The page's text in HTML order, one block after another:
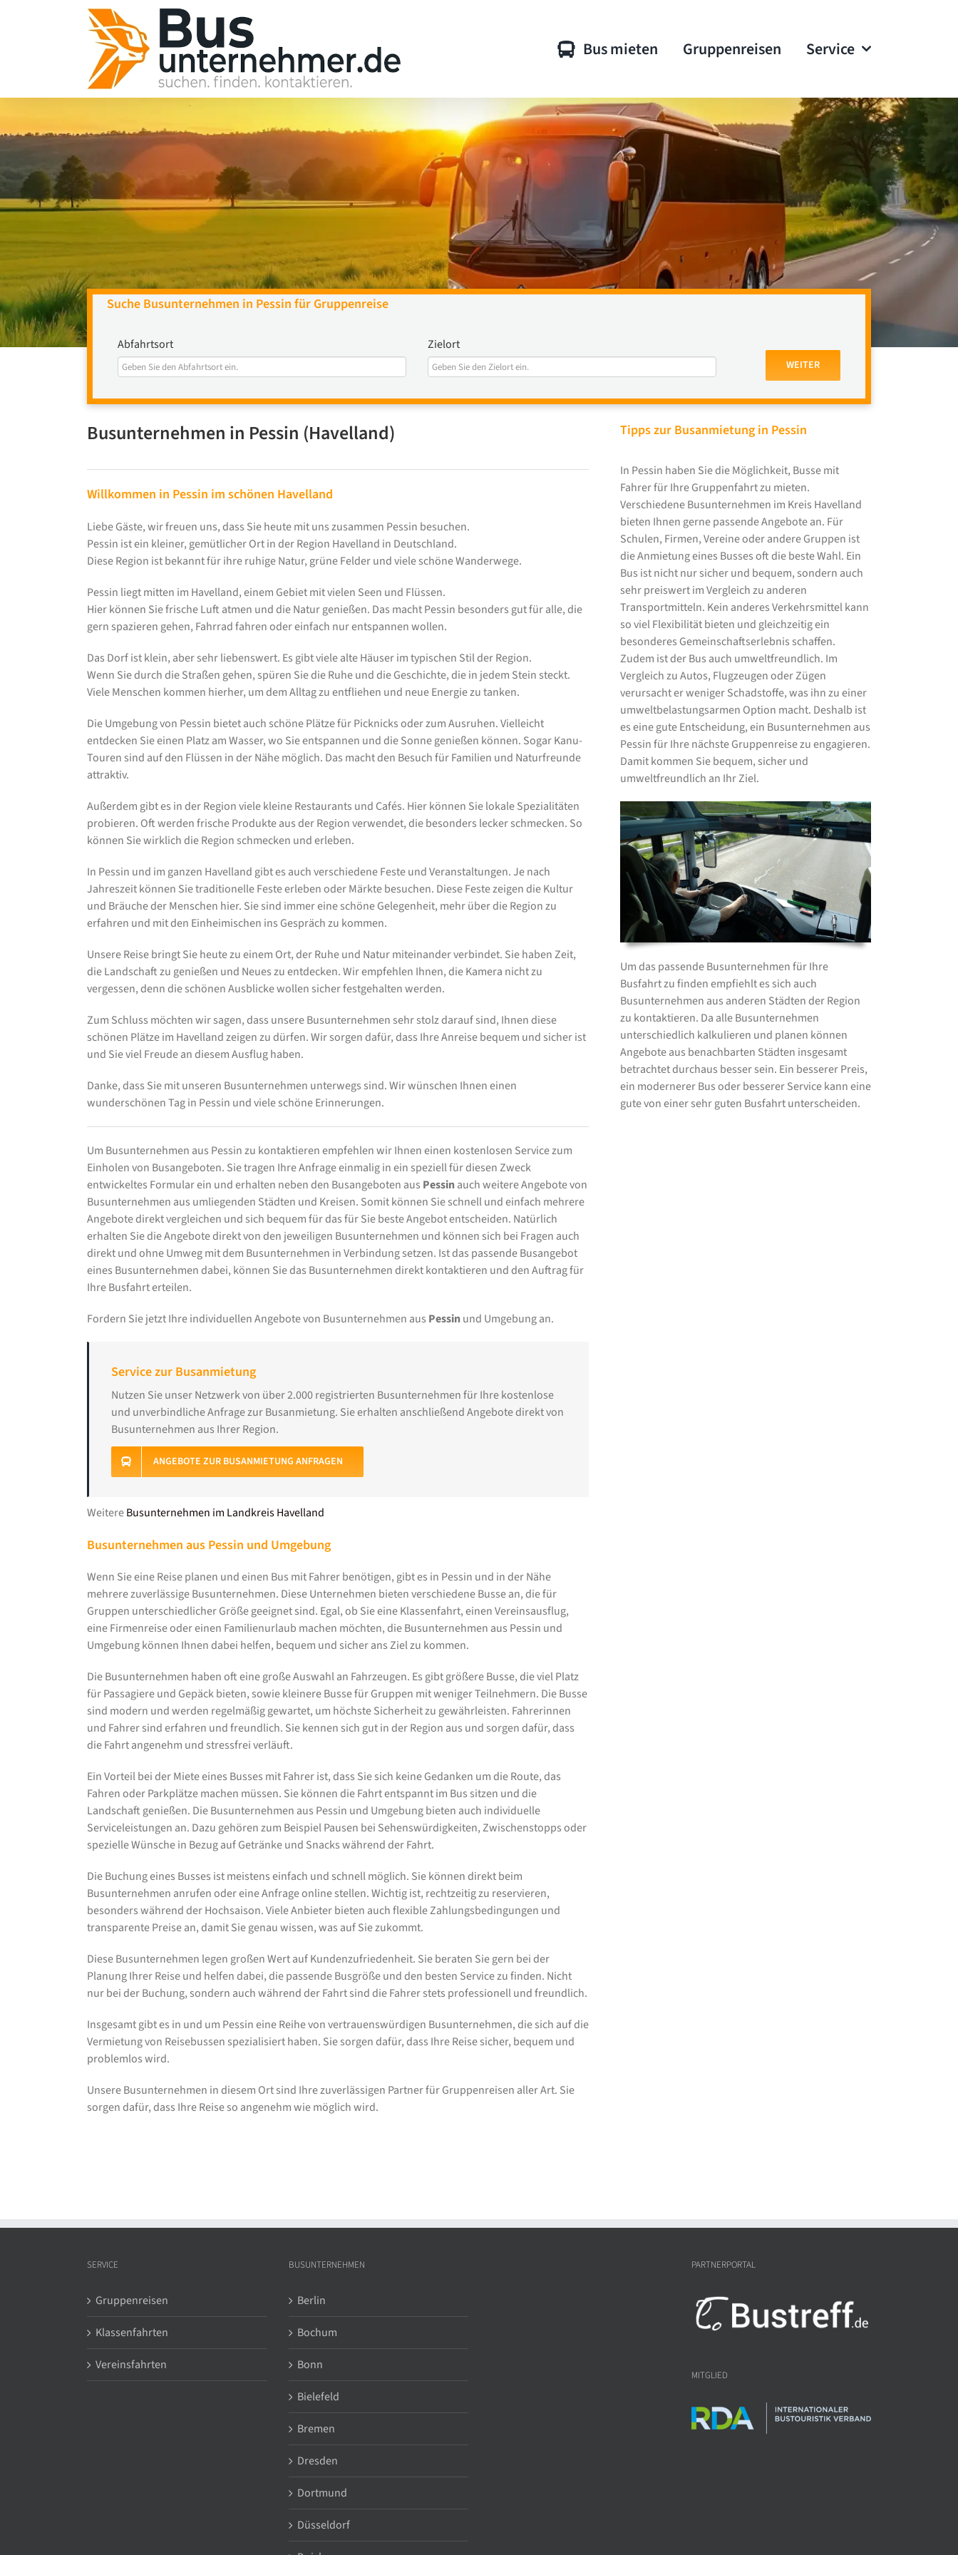
Bus mieten Gruppenreisen Service
Suche Busunternehmen in Pessin für Gruppenreise
Abfahrtsort Zielort
WEITER
Busunternehmen in Pessin (Havelland)
Willkommen in Pessin im schönen Havelland
Liebe Gäste, wir freuen uns, dass Sie heute mit uns zusammen Pessin besuchen.
Pessin ist ein kleiner, gemütlicher Ort in der Region Havelland in Deutschland.
Diese Region ist bekannt für ihre ruhige Natur, grüne Felder und viele schöne Wanderwege.
Pessin liegt mitten im Havelland, einem Gebiet mit vielen Seen und Flüssen.
Hier können Sie frische Luft atmen und die Natur genießen. Das macht Pessin besonders gut für alle, die
gern spazieren gehen, Fahrrad fahren oder einfach nur entspannen wollen.
Das Dorf ist klein, aber sehr liebenswert. Es gibt viele alte Häuser im typischen Stil der Region.
Wenn Sie durch die Straßen gehen, spüren Sie die Ruhe und die Geschichte, die in jedem Stein steckt.
Viele Menschen kommen hierher, um dem Alltag zu entfliehen und neue Energie zu tanken.
Die Umgebung von Pessin bietet auch schöne Plätze für Picknicks oder zum Ausruhen. Vielleicht
entdecken Sie einen Platz am Wasser, wo Sie entspannen und die Sonne genießen können. Sogar Kanu-
Touren sind auf den Flüssen in der Nähe möglich. Das macht den Besuch für Familien und Naturfreunde
attraktiv.
Außerdem gibt es in der Region viele kleine Restaurants und Cafés. Hier können Sie lokale Spezialitäten
probieren. Oft werden frische Produkte aus der Region verwendet, die besonders lecker schmecken. So
können Sie wirklich die Region schmecken und erleben.
In Pessin und im ganzen Havelland gibt es auch verschiedene Feste und Veranstaltungen. Je nach
Jahreszeit können Sie traditionelle Feste erleben oder Märkte besuchen. Diese Feste zeigen die Kultur
und Bräuche der Menschen hier. Sie sind immer eine schöne Gelegenheit, mehr über die Region zu
erfahren und mit den Einheimischen ins Gespräch zu kommen.
Unsere Reise bringt Sie heute zu einem Ort, der Ruhe und Natur miteinander verbindet. Sie haben Zeit,
die Landschaft zu genießen und Neues zu entdecken. Wir empfehlen Ihnen, die Kamera nicht zu
vergessen, denn die schönen Ausblicke wollen sicher festgehalten werden.
Zum Schluss möchten wir sagen, dass unsere Busunternehmen sehr stolz darauf sind, Ihnen diese
schönen Plätze im Havelland zeigen zu dürfen. Wir sorgen dafür, dass Ihre Anreise bequem und sicher ist
und Sie viel Freude an diesem Ausflug haben.
Danke, dass Sie mit unseren Busunternehmen unterwegs sind. Wir wünschen Ihnen einen
wunderschönen Tag in Pessin und viele schöne Erinnerungen.
Um Busunternehmen aus Pessin zu kontaktieren empfehlen wir Ihnen einen kostenlosen Service zum
Einholen von Busangeboten. Sie tragen Ihre Anfrage einmalig in ein speziell für diesen Zweck
entwickeltes Formular ein und erhalten neben den Busangeboten aus Pessinauch weitere Angebote von
Busunternehmen aus umliegenden Städten und Kreisen. Somit können Sie schnell und einfach mehrere
Angebote direkt vergleichen und sich bequem für das für Sie beste Angebot entscheiden. Natürlich
erhalten Sie die Angebote direkt von den jeweiligen Busunternehmen und können sich bei Fragen auch
direkt und ohne Umweg mit dem Busunternehmen in Verbindung setzen. Ist das passende Busangebot
eines Busunternehmen dabei, können Sie das Busunternehmen direkt kontaktieren und den Auftrag für
Ihre Busfahrt erteilen.
Fordern Sie jetzt Ihre individuellen Angebote von Busunternehmen aus Pessinund Umgebung an.
Service zur Busanmietung
Nutzen Sie unser Netzwerk von über 2.000 registrierten Busunternehmen für Ihre kostenlose
und unverbindliche Anfrage zur Busanmietung. Sie erhalten anschließend Angebote direkt von
Busunternehmen aus Ihrer Region.
ANGEBOTE ZUR BUSANMIETUNG ANFRAGEN
WeitereBusunternehmen im Landkreis Havelland
Busunternehmen aus Pessin und Umgebung
Wenn Sie eine Reise planen und einen Bus mit Fahrer benötigen, gibt es in Pessin und in der Nähe
mehrere zuverlässige Busunternehmen. Diese Unternehmen bieten verschiedene Busse an, die für
Gruppen unterschiedlicher Größe geeignet sind. Egal, ob Sie eine Klassenfahrt, einen Vereinsausflug,
eine Firmenreise oder einen Familienurlaub machen möchten, die Busunternehmen aus Pessin und
Umgebung können Ihnen dabei helfen, bequem und sicher ans Ziel zu kommen.
Die Busunternehmen haben oft eine große Auswahl an Fahrzeugen. Es gibt größere Busse, die viel Platz
für Passagiere und Gepäck bieten, sowie kleinere Busse für Gruppen mit weniger Teilnehmern. Die Busse
sind modern und werden regelmäßig gewartet, um höchste Sicherheit zu gewährleisten. Fahrerinnen
und Fahrer sind erfahren und freundlich. Sie kennen sich gut in der Region aus und sorgen dafür, dass
die Fahrt angenehm und stressfrei verläuft.
Ein Vorteil bei der Miete eines Busses mit Fahrer ist, dass Sie sich keine Gedanken um die Route, das
Fahren oder Parkplätze machen müssen. Sie können die Fahrt entspannt im Bus sitzen und die
Landschaft genießen. Die Busunternehmen aus Pessin und Umgebung bieten auch individuelle
Serviceleistungen an. Dazu gehören zum Beispiel Pausen bei Sehenswürdigkeiten, Zwischenstopps oder
spezielle Wünsche in Bezug auf Getränke und Snacks während der Fahrt.
Die Buchung eines Busses ist meistens einfach und schnell möglich. Sie können direkt beim
Busunternehmen anrufen oder eine Anfrage online stellen. Wichtig ist, rechtzeitig zu reservieren,
besonders während der Hochsaison. Viele Anbieter bieten auch flexible Zahlungsbedingungen und
transparente Preise an, damit Sie genau wissen, was auf Sie zukommt.
Diese Busunternehmen legen großen Wert auf Kundenzufriedenheit. Sie beraten Sie gern bei der
Planung Ihrer Reise und helfen dabei, die passende Busgröße und den besten Service zu finden. Nicht
nur bei der Buchung, sondern auch während der Fahrt sind die Fahrer stets professionell und freundlich.
Insgesamt gibt es in und um Pessin eine Reihe von vertrauenswürdigen Busunternehmen, die sich auf die
Vermietung von Reisebussen spezialisiert haben. Sie sorgen dafür, dass Ihre Reise sicher, bequem und
problemlos wird.
Unsere Busunternehmen in diesem Ort sind Ihre zuverlässigen Partner für Gruppenreisen aller Art. Sie
sorgen dafür, dass Ihre Reise so angenehm wie möglich wird.
Tipps zur Busanmietung in Pessin
In Pessin haben Sie die Möglichkeit, Busse mit
Fahrer für Ihre Gruppenfahrt zu mieten.
Verschiedene Busunternehmen im Kreis Havelland
bieten Ihnen gerne passende Angebote an. Für
Schulen, Firmen, Vereine oder andere Gruppen ist
die Anmietung eines Busses oft die beste Wahl. Ein
Bus ist nicht nur sicher und bequem, sondern auch
sehr preiswert im Vergleich zu anderen
Transportmitteln. Kein anderes Verkehrsmittel kann
so viel Flexibilität bieten und gleichzeitig ein
besonderes Gemeinschaftserlebnis schaffen.
Zudem ist der Bus auch umweltfreundlich. Im
Vergleich zu Autos, Flugzeugen oder Zügen
verursacht er weniger Schadstoffe, was ihn zu einer
umweltbelastungsarmen Option macht. Deshalb ist
es eine gute Entscheidung, ein Busunternehmen aus
Pessin für Ihre nächste Gruppenreise zu engagieren.
Damit kommen Sie bequem, sicher und
umweltfreundlich an Ihr Ziel.
Um das passende Busunternehmen für Ihre
Busfahrt zu finden empfiehlt es sich auch
Busunternehmen aus anderen Städten der Region
zu kontaktieren. Da alle Busunternehmen
unterschiedlich kalkulieren und planen können
Angebote aus benachbarten Städten insgesamt
betrachtet durchaus besser sein. Ein besserer Preis,
ein modernerer Bus oder besserer Service kann eine
gute von einer sehr guten Busfahrt unterscheiden.
SERVICE
Gruppenreisen
Klassenfahrten
Vereinsfahrten
BUSUNTERNEHMEN
Berlin
Bochum
Bonn
Bielefeld
Bremen
Dresden
Dortmund
Düsseldorf
PARTNERPORTAL
MITGLIED